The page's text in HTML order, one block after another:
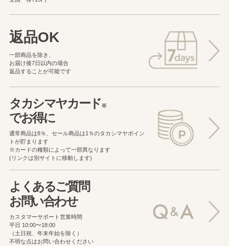
返品OK
一部商品を除き、
お届け後7日以内の場合
返品することが可能です
タカシマヤカード※
でお得に
通常商品は8％、セール商品は1％のタカシマヤポイン
トが貯まります
※カードの種類によって一部異なります
(リンクは別サイトに移動します)
よくあるご質問
お問い合わせ
カスタマーサポート営業時間
平日 10:00〜18:00
（土日祝、年末年始を除く）
不明な点はお問い合わせください